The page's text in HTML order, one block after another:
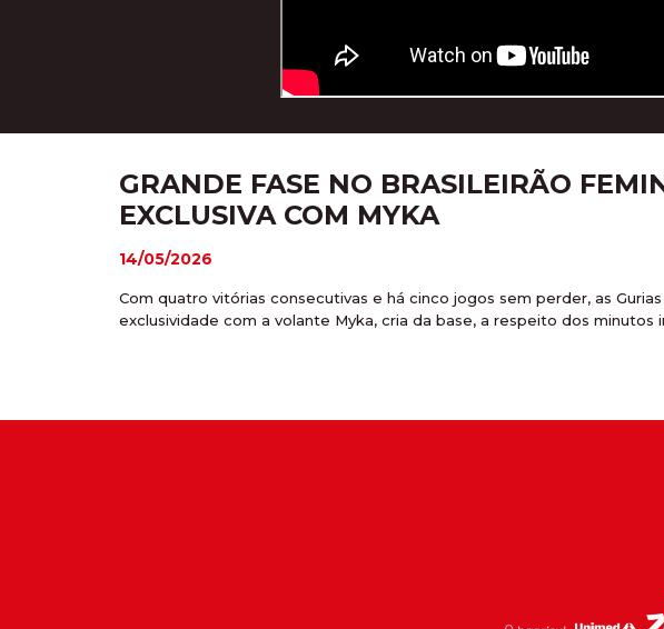
GRANDE FASE NO BRASILEIRÃO
EXCLUSIVA COM MYKA
14/05/2026
Com quatro vitórias consecutivas e há cinco jogos sem perder, as
exclusividade com a volante Myka, cria da base, a respeito dos